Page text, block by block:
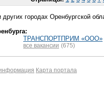
городах Оренбургской
ТРАНСПОРТПРИМ «ООО»
все вакансии (675)
Карта портала